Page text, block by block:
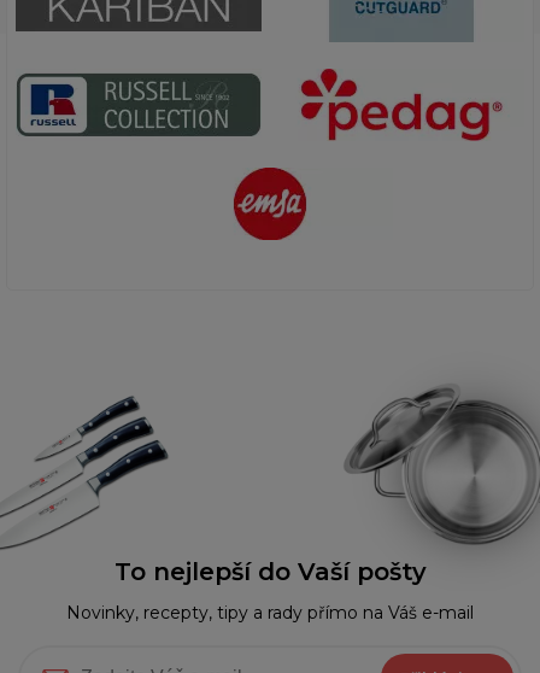
To nejlepší do Vaší pošty
Novinky, recepty, tipy a rady přímo na Váš e-mail